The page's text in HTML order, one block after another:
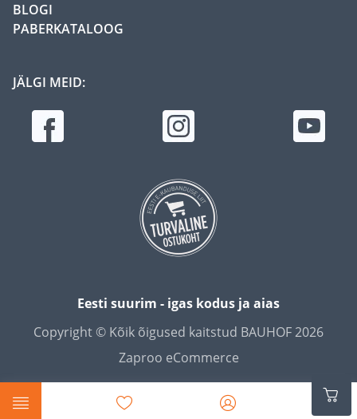
BLOGI
PABERKATALOOG
JÄLGI MEID:
Eesti suurim - igas kodus ja aias
Copyright © Kõik õigused kaitstud BAUHOF 2026
Zaproo eCommerce